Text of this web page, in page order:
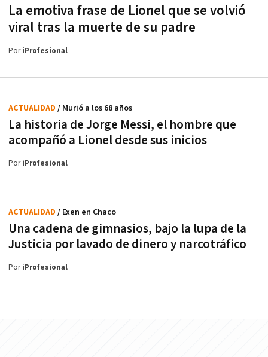
La emotiva frase de Lionel que se volvió
viral tras la muerte de su padre
PoriProfesional
La historia de Jorge Messi, el hombre que
acompañó a Lionel desde sus inicios
ACTUALIDAD / Murió a los 68 años
PoriProfesional
Una cadena de gimnasios, bajo la lupa de la
Justicia por lavado de dinero y narcotráfico
ACTUALIDAD / Exen en Chaco
PoriProfesional